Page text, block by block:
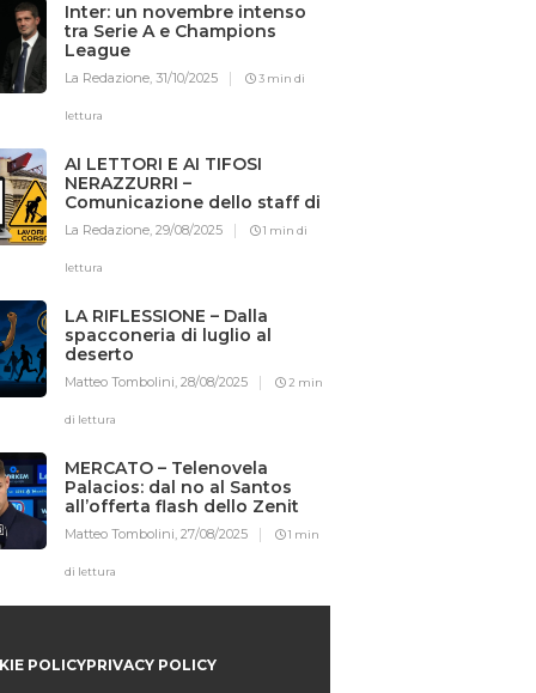
Inter: un novembre intenso
tra Serie A e Champions
League
La Redazione, 31/10/2025 3 min di
lettura
AI LETTORI E AI TIFOSI
NERAZZURRI –
Comunicazione dello staff di
Iotifointer.it
La Redazione, 29/08/2025 1 min di
lettura
LA RIFLESSIONE – Dalla
spacconeria di luglio al
deserto
Matteo Tombolini, 28/08/2025 2 min
di lettura
MERCATO – Telenovela
Palacios: dal no al Santos
all’offerta flash dello Zenit
Matteo Tombolini, 27/08/2025 1 min
di lettura
POLICYPRIVACY POLICY